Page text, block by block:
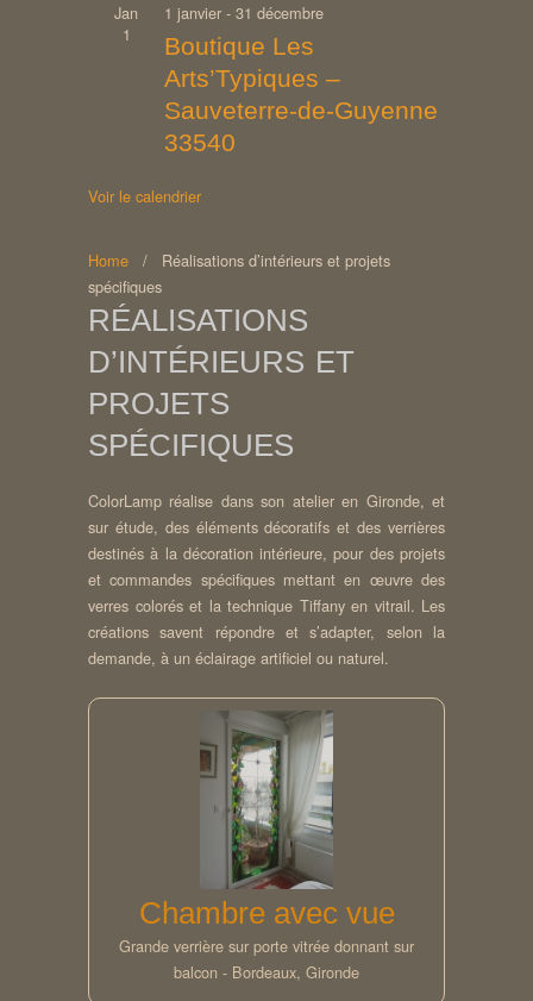
Jan
1
1 janvier - 31 décembre
Boutique Les
Arts’Typiques –
Sauveterre-de-Guyenne
33540
Voir le calendrier
Home /
Réalisations d’intérieurs et projets
spécifiques
RÉALISATIONS
D’INTÉRIEURS ET
PROJETS
SPÉCIFIQUES
ColorLamp réalise dans son atelier en Gironde, et
sur étude, des éléments décoratifs et des verrières
destinés à la décoration intérieure, pour des projets
et commandes spécifiques mettant en œuvre des
verres colorés et la technique Tiffany en vitrail. Les
créations savent répondre et s’adapter, selon la
demande, à un éclairage artificiel ou naturel.
Chambre avec vue
Grande verrière sur porte vitrée donnant sur
balcon - Bordeaux, Gironde